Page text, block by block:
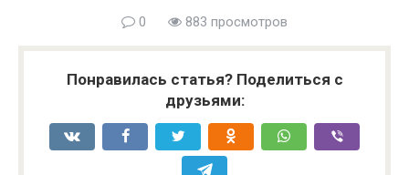
0 883 просмотров
Понравилась статья? Поделиться с
друзьями: